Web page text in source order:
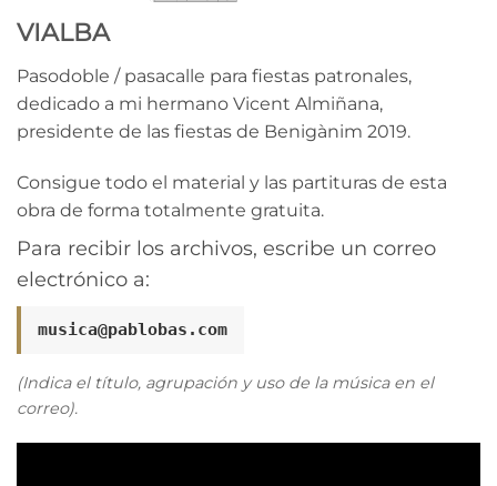
VIALBA
Pasodoble / pasacalle para fiestas patronales,
dedicado a mi hermano Vicent Almiñana,
presidente de las fiestas de Benigànim 2019.
Consigue todo el material y las partituras de esta
obra de forma totalmente gratuita.
Para recibir los archivos, escribe un correo
electrónico a:
musica@pablobas.com
(Indica el título, agrupación y uso de la música en el
correo).